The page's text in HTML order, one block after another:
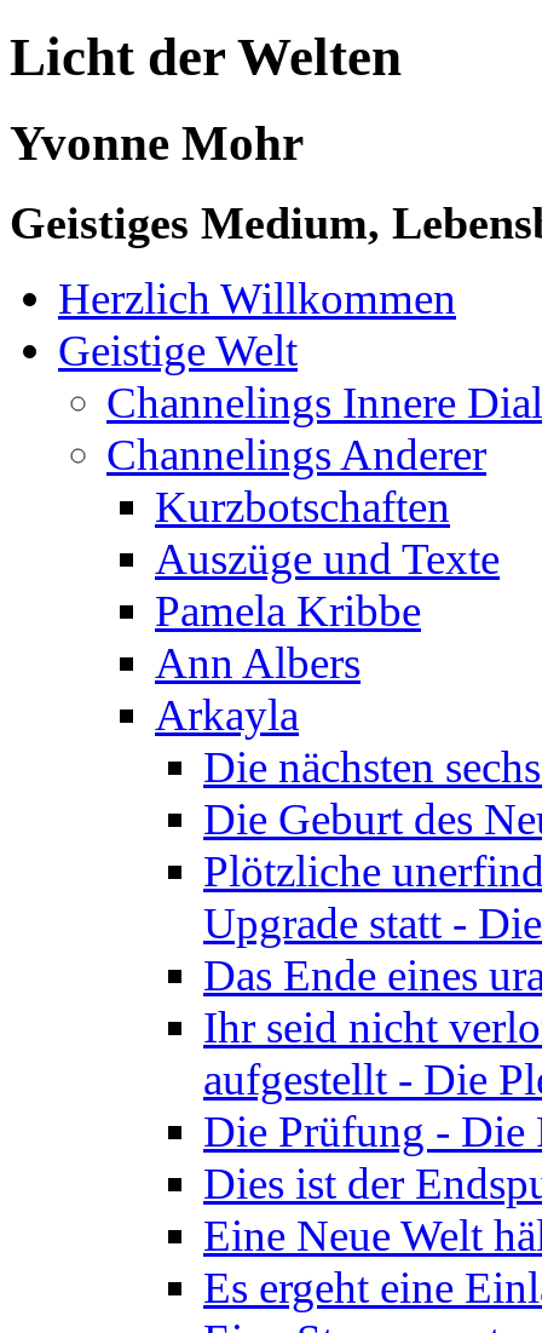
Licht der Welten
Yvonne Mohr
Geistiges Medium,
Herzlich Willkommen
Geistige Welt
Channelings Innere
Channelings Anderer
Kurzbotschaften
Auszüge und Texte
Pamela Kribbe
Ann Albers
Arkayla
Die nächsten
Die Geburt des
Plötzliche
Upgrade statt -
Das Ende eines
Ihr seid nicht
aufgestellt - Die
Die Prüfung - Die
Dies ist der
Eine Neue Welt
Es ergeht eine